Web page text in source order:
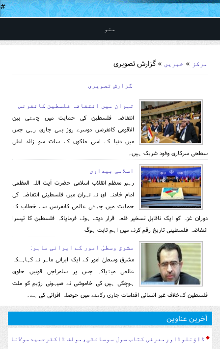
#
منو
مرکز » خبریں » گزارش تصویری
گزارش تصویری
تہران میں انتفاضہ فلسطین کانفرنس
انتفاضہ فلسطین کی حمایت میں چھٹی بین
الاقومی کانفرنس دوسرے روز بھی جاری رہی جس
میں دنیا کے اسی ملکوں کے سات سو زائد اعلی
سطحی سرکاری وفود شریک ہیں۔
اسلامی بیداری
رہبر معظم انقلاب اسلامی حضرت آیت اللہ العظمی
امام خامنہ ای نے تہران میں فلسطینی انتفاضہ کی
حمایت میں چھٹی عالمی کانفرنس سے خطاب کے
دوران غزہ کو ایک ناقابل تسخیر قلعہ قرار دیتے ہوئے فرمایاکہ فلسطین کا تیسرا
انتفاضہ فلسطینی تاریخ رقم کرنے میں اہم ثابت ہوگ
مشرق وسطیٰ امور کے ایرانی ماہر:
مشرق وسطیٰ امور کے ایک ایرانی ماہر نے کہاہےکہ
عالمی میڈیاکہ جس پر سامراجی قوتیں حاوی
ہوچکی ہیں کی خاموشی نے صیہونی رژیم کو ملت
فلسطین کےخلاف غیر انسانی اقدامات جاری رکھنے میں حوصلہ افزائی کی ہے۔
آخرین عناوین
ڈاؤنلوڈاورمعرفی کتاب سول سوسا‏‏ئٹی،مولف ڈاکٹرحمیدمولانا